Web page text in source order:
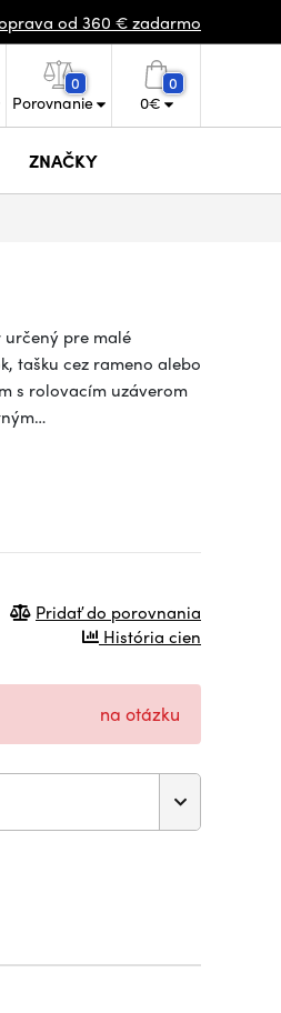
od 360 € zadarmo
0
Porovnanie
0
0€
ZNAČKY
určený pre malé
tašku cez rameno alebo
s rolovacím uzáverom
Pridať do porovnania
História cien
na otázku